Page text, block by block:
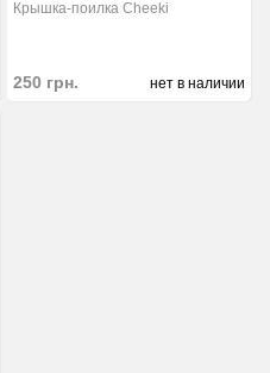
Крышка-поилка Cheeki
250 грн. нет в наличии